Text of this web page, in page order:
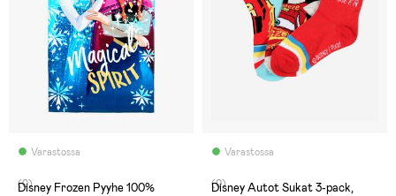
Varastossa
(0)
Disney Frozen Pyyhe 100%
Varastossa
(0)
Disney Autot Sukat 3-pack,